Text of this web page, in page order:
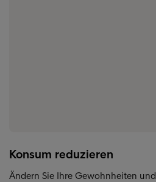
Konsum reduzieren
Ändern Sie Ihre Gewohnheiten